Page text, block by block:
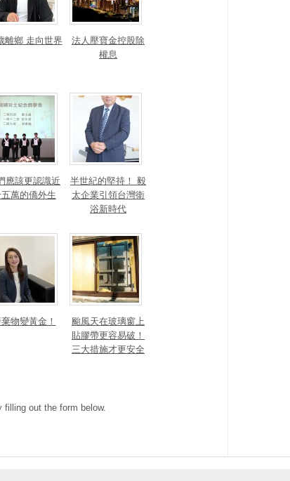
離鄉 走向世界
法人壓寶金控股除
權息
應該更認識近
萬的僑外生
半世紀的堅持！ 毅
太企業引領台灣衛
浴新時代
物變黃金！
颱風天在玻璃窗上
貼膠帶更容易破！
三大措施才更安全
out the form below.